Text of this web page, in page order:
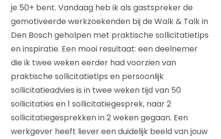
je 50+ bent. Vandaag heb ik als gastspreker de
gemotiveerde werkzoekenden bij de Walk & Talk in
Den Bosch geholpen met praktische sollicitatietips
en inspiratie. Een mooi resultaat: een deelnemer
die ik twee weken eerder had voorzien van
praktische sollicitatietips en persoonlijk
sollicitatieadvies is in twee weken tijd van 50
sollicitaties en 1 sollicitatiegesprek, naar 2
sollicitatiegesprekken in 2 weken gegaan. Een
werkgever heeft liever een duidelijk beeld van jouw